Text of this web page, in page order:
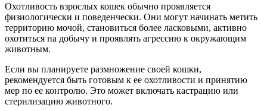
Охотливость взрослых кошек обычно проявляется
физиологически и поведенчески. Они могут начинать метить
территорию мочой, становиться более ласковыми, активно
охотиться на добычу и проявлять агрессию к окружающим
животным.
Если вы планируете размножение своей кошки,
рекомендуется быть готовым к ее охотливости и принятию
мер по ее контролю. Это может включать кастрацию или
стерилизацию животного.